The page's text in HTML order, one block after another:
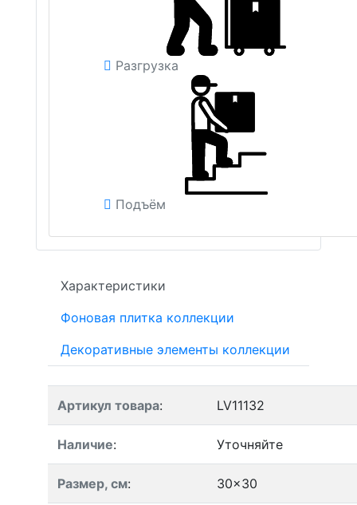
Разгрузка
Подъём
Характеристики
Фоновая плитка коллекции
Декоративные элементы коллекции
Артикул товара: LV11132
Наличие: Уточняйте
Размер, см: 30x30